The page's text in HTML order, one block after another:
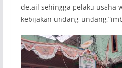
detail sehingga pelaku usaha
kebijakan undang-